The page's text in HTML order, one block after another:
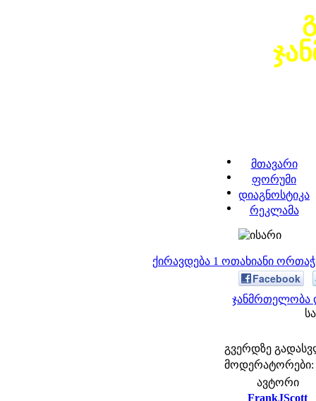
მთავარი
ფორუმი
დიაგნოსტიკა
რეკლამა
ქირავდება 1 ოთახიანი
Facebook
ჯანმრთელობა
გვერდზე
მოდერატორები:
ავტორი
FrankJScott